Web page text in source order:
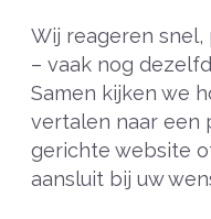
Wij reageren
– vaak nog
Samen kijken we
vertalen naar een
gerichte website
aansluit bij uw